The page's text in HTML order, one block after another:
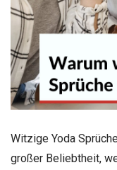
Witzige Yoda
großer Beliebtheit,